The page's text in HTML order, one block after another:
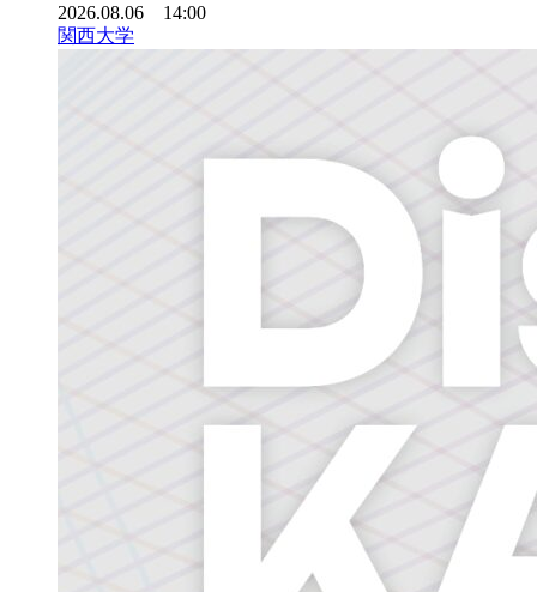
2026.08.06 14:00
関西大学